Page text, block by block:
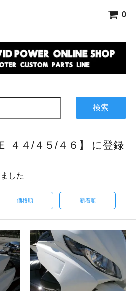
0
検索
４４/４５/４６】 に登録
した
価格順 新着順